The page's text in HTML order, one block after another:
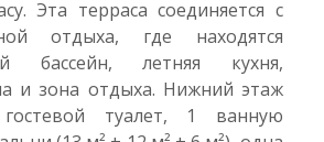
Эта терраса соединяется с
отдыха, где находятся
бассейн, летняя кухня,
и зона отдыха. Нижний этаж
туалет, 1 ванную